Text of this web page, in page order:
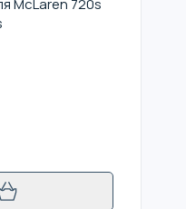
McLaren 720s